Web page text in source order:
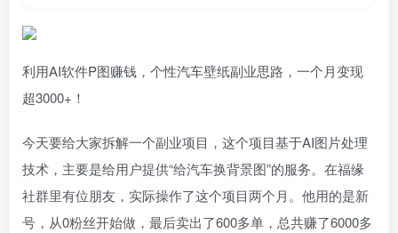
利用AI软件P图赚钱，个性汽车壁纸副业思路，一个月变现
超3000+！
今天要给大家拆解一个副业项目，这个项目基于AI图片处理
技术，主要是给用户提供“给汽车换背景图”的服务。在福缘
社群里有位朋友，实际操作了这个项目两个月。他用的是新
号，从0粉丝开始做，最后卖出了600多单，总共赚了6000多